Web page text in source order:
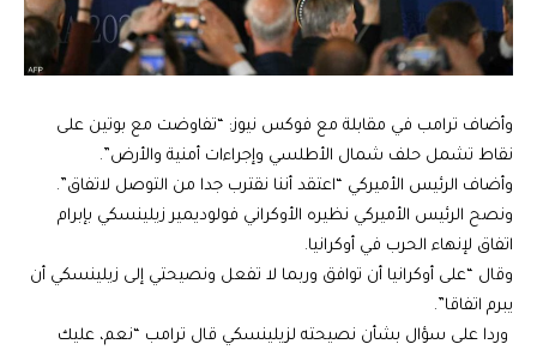
وأضاف ترامب في مقابلة مع فوكس نيوز: “تفاوضت مع بوتين على
نقاط تشمل حلف شمال الأطلسي وإجراءات أمنية والأرض”.
وأضاف الرئيس الأميركي “اعتقد أننا نقترب جدا من التوصل لاتفاق”.
ونصح الرئيس الأميركي نظيره الأوكراني فولوديمير زيلينسكي بإبرام
اتفاق لإنهاء الحرب في أوكرانيا.
وقال “على أوكرانيا أن توافق وربما لا تفعل ونصيحتي إلى زيلينسكي أن
يبرم اتفاقا”.
وردا على سؤال بشأن نصيحته لزيلينسكي قال ترامب “نعم، عليك